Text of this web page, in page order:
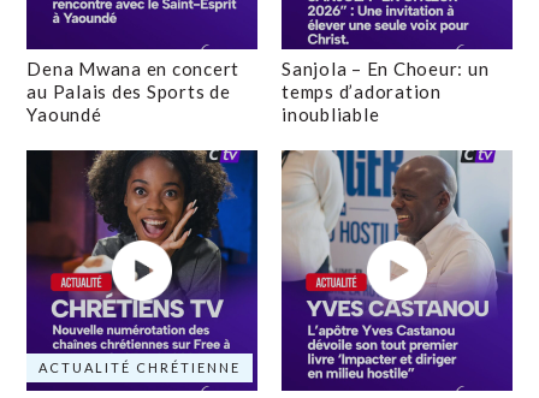
Dena Mwana en concert
au Palais des Sports de
Yaoundé
Sanjola – En Choeur: un
temps d’adoration
inoubliable
ACTUALITÉ CHRÉTIENNE